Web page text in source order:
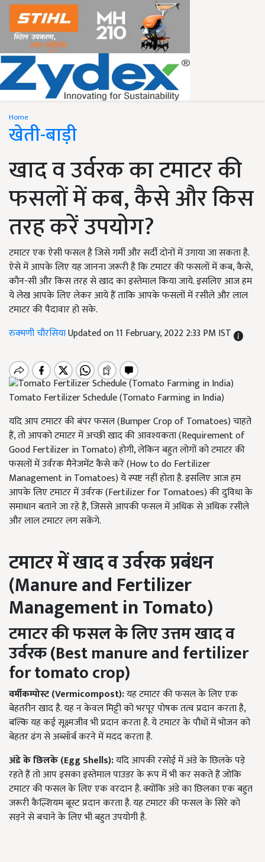
Home
खेती-बाड़ी
खाद व उर्वरक का टमाटर की
फसलों में कब, कैसे और किस
तरह करें उपयोग?
टमाटर एक ऐसी फसल है जिसे गर्मी और सर्दी दोनों में उगाया जा सकता है.
ऐसे में आपके लिए यह जानना जरूरी है कि टमाटर की फसलों में कब, कैसे,
कौन-सी और किस तरह से खाद का इस्तेमाल किया जाये. इसलिए आज हम
ये लेख आपके लिए लेकर आये हैं ताकि आपके फसलों में रसीले और लाल
टमाटर की पैदावार हो सके.
रुक्मणी चौरसियाUpdated on 11 February, 2022 2:33 PM IST
Tomato Fertilizer Schedule (Tomato Farming in India)
यदि आप टमाटर की बंपर फसल (Bumper Crop of Tomatoes) चाहते
हैं, तो आपको टमाटर में अच्छी खाद की आवश्यकता (Requirement of
Good Fertilizer in Tomato) होगी, लेकिन बहुत लोगों को टमाटर की
फसलों में उर्वरक मैनेजमेंट कैसे करें (How to do Fertilizer
Management in Tomatoes) ये स्पष्ट नहीं होता है. इसलिए आज हम
आपके लिए टमाटर में उर्वरक (Fertilizer for Tomatoes) की दुविधा के
समाधान बताने जा रहे हैं, जिससे आपकी फसल में अधिक से अधिक रसीले
और लाल टमाटर लग सकेंगे.
टमाटर में खाद व उर्वरक प्रबंधन
(Manure and Fertilizer
Management in Tomato)
टमाटर की फसल के लिए उत्तम खाद व
उर्वरक (Best manure and fertilizer
for tomato crop)
वर्मीकम्पोस्ट (Vermicompost):यह टमाटर की फसल के लिए एक
बेहतरीन खाद है. यह न केवल मिट्टी को भरपूर पोषक तत्व प्रदान करता है,
बल्कि यह कई सूक्ष्मजीव भी प्रदान करता है. ये टमाटर के पौधों में भोजन को
बेहतर ढंग से अब्सॉर्ब करने में मदद करता है.
अंडे के छिलके (Egg Shells):यदि आपकी रसोई में अंडे के छिलके पड़े
रहते हैं तो आप इसका इस्तेमाल पाउडर के रूप में भी कर सकते हैं जोकि
टमाटर की फसल के लिए एक वरदान है. क्योंकि अंडे का छिलका एक बहुत
जरूरी कैल्शियम बूस्ट प्रदान करता है. यह टमाटर की फसल के सिरे को
सड़ने से बचाने के लिए भी बहुत उपयोगी है.